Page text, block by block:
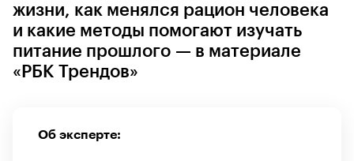
жизни, как менялся рацион человека
и какие методы помогают изучать
питание прошлого — в материале
«РБК Трендов»
Об эксперте: